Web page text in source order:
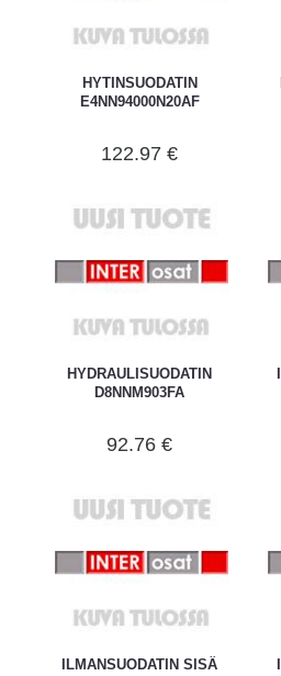
HYTINSUODATIN
E4NN94000N20AF
122.97 €
HYDRAULISUODATIN
D8NNM903FA
92.76 €
ILMANSUODATIN SISÄ